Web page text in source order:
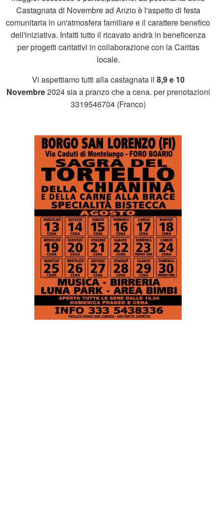
Castagnata di Novembre ad Anzio è l'aspetto di festa
comunitaria in un'atmosfera familiare e il carattere benefico
dell'iniziativa. Infatti tutto il ricavato andrà in beneficenza
per progetti caritativi in collaborazione con la Caritas
locale.
Vi aspettiamo tutti alla castagnata il 8,9 e 10
Novembre2024 sia a pranzo che a cena. per prenotazioni
3319546704 (Franco)